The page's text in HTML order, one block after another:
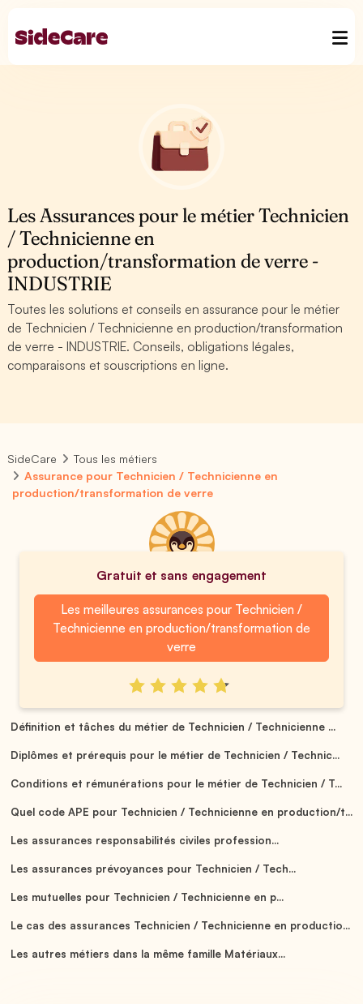
Les Assurances pour le métier Technicien
/ Technicienne en
production/transformation de verre -
INDUSTRIE
Toutes les solutions et conseils en assurance pour le métier
de Technicien / Technicienne en production/transformation
de verre - INDUSTRIE. Conseils, obligations légales,
comparaisons et souscriptions en ligne.
SideCare
Tous les métiers
Assurance pour Technicien / Technicienne en
production/transformation de verre
Gratuit et sans engagement
Les meilleures assurances pour Technicien /
Technicienne en production/transformation de
verre
Définition et tâches du métier de Technicien / Technicienne ...
Diplômes et prérequis pour le métier de Technicien / Technic...
Conditions et rémunérations pour le métier de Technicien / T...
Quel code APE pour Technicien / Technicienne en production/t...
Les assurances responsabilités civiles profession...
Les assurances prévoyances pour Technicien / Tech...
Les mutuelles pour Technicien / Technicienne en p...
Le cas des assurances Technicien / Technicienne en productio...
Les autres métiers dans la même famille Matériaux...